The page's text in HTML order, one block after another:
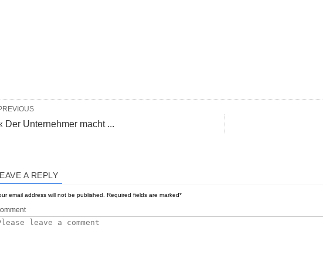
Der Unternehmer macht ...
A REPLY
email address will not be published. Required fields are marked*